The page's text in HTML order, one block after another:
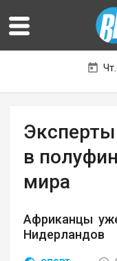
в
мира
Африканцы
Нидерландов